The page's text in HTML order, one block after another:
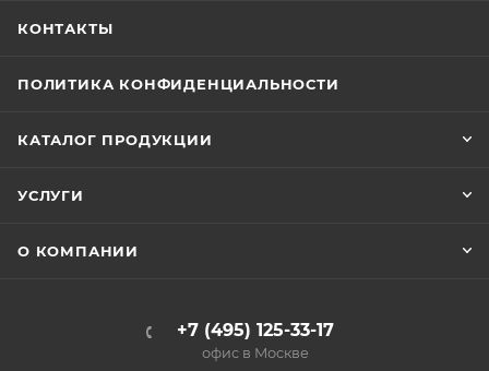
КОНТАКТЫ
ПОЛИТИКА КОНФИДЕНЦИАЛЬНОСТИ
КАТАЛОГ ПРОДУКЦИИ
УСЛУГИ
О КОМПАНИИ
+7 (495) 125-33-17
офис в Москве